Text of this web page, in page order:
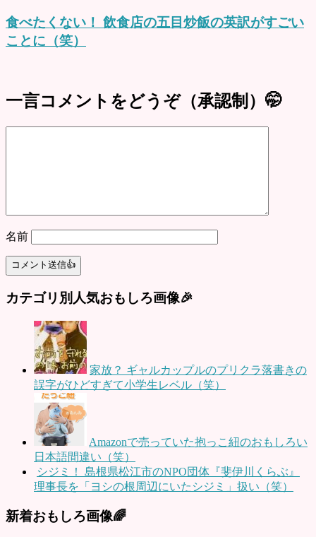
食べたくない！ 飲食店の五目炒飯の英訳がすごい
ことに（笑）
一言コメントをどうぞ（承認制）🤭
名前
カテゴリ別人気おもしろ画像🎉
家放？ ギャルカップルのプリクラ落書きの
誤字がひどすぎて小学生レベル（笑）
Amazonで売っていた抱っこ紐のおもしろい
日本語間違い（笑）
シジミ！ 島根県松江市のNPO団体『斐伊川くらぶ』
理事長を「ヨシの根周辺にいたシジミ」扱い（笑）
新着おもしろ画像🌈